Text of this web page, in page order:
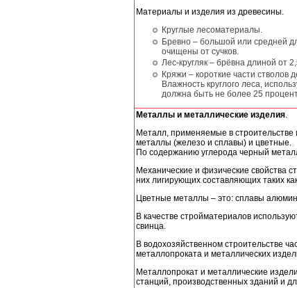
Материалы и изделия из древесины.
Круглые лесоматериалы.
Бревно – большой или средней
очищены от сучков.
Лес-кругляк – брёвна длиной от
Кряжи – короткие части cтволов
Влажность круглого леса,
должна быть не более 25
Металлы и металлические изделия.
Металл, применяемые в
металлы (железо и сплавы) и цветные.
По содержанию углерода черный
Механические и физические свойства
них лигирующих составляющих таких
Цветные металлы – это: сплавы
В качестве стройматериалов
свинца.
В водохозяйственном строительстве
металлопроката и металлических
Металлопрокат и металлические
станций, производственных зданий и